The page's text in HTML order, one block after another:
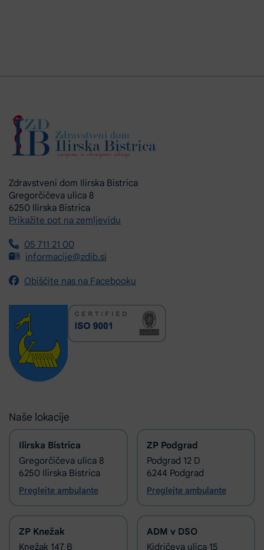
Zdravstveni dom Ilirska Bistrica
Gregorčičeva ulica 8
6250 Ilirska Bistrica
Prikažite pot na zemljevidu
05 711 21 00
informacije@zdib.si
Obiščite nas na Facebooku
Naše lokacije
Ilirska Bistrica
Gregorčičeva ulica 8
6250 Ilirska Bistrica
Preglejte ambulante
ZP Podgrad
Podgrad 12 D
6244 Podgrad
Preglejte ambulante
ZP Knežak
Knežak 147 B
ADM v DSO
Kidričeva ulica 15